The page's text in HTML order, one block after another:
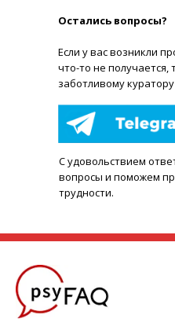
Остались вопросы?
Если у вас возникли
что-то не
заботливому
С удовольствием
вопросы и поможем
трудности.